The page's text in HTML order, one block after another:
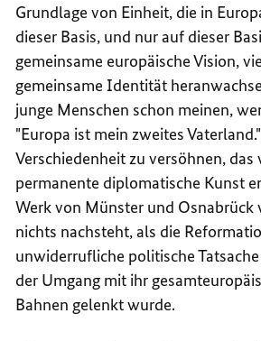
Grundlage von Einheit, die in
dieser Basis, und nur auf dieser
gemeinsame europäische Vision,
gemeinsame Identität
junge Menschen schon meinen,
"Europa ist mein zweites
Verschiedenheit zu versöhnen, das
permanente diplomatische Kunst
Werk von Münster und
nichts nachsteht, als die
unwiderrufliche politische
der Umgang mit ihr
Bahnen gelenkt wurde.